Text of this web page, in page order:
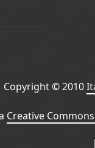
Copyright © 2010
Creative